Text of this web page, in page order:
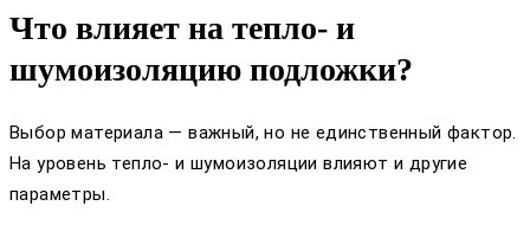
Что влияет на тепло- и
шумоизоляцию подложки?
Выбор материала — важный, но не единственный фактор.
На уровень тепло- и шумоизоляции влияют и другие
параметры.